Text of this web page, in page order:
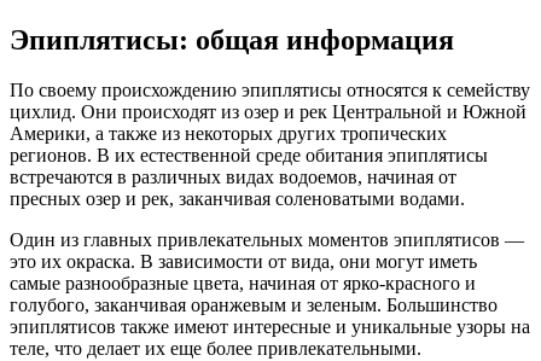
Эпиплятисы: общая информация
По своему происхождению эпиплятисы относятся к семейству
цихлид. Они происходят из озер и рек Центральной и Южной
Америки, а также из некоторых других тропических
регионов. В их естественной среде обитания эпиплятисы
встречаются в различных видах водоемов, начиная от
пресных озер и рек, заканчивая соленоватыми водами.
Один из главных привлекательных моментов эпиплятисов —
это их окраска. В зависимости от вида, они могут иметь
самые разнообразные цвета, начиная от ярко-красного и
голубого, заканчивая оранжевым и зеленым. Большинство
эпиплятисов также имеют интересные и уникальные узоры на
теле, что делает их еще более привлекательными.